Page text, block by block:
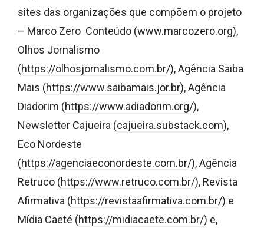
sites das organizações que compõem o projeto
– Marco Zero Conteúdo (www.marcozero.org),
Olhos Jornalismo
(https://olhosjornalismo.com.br/), Agência Saiba
Mais (https://www.saibamais.jor.br), Agência
Diadorim (https://www.adiadorim.org/),
Newsletter Cajueira (cajueira.substack.com),
Eco Nordeste
(https://agenciaeconordeste.com.br/), Agência
Retruco (https://www.retruco.com.br/), Revista
Afirmativa (https://revistaafirmativa.com.br/) e
Mídia Caeté (https://midiacaete.com.br/) e,